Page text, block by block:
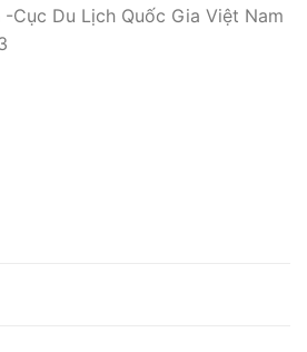
-Cục Du Lịch Quốc Gia Việt Nam